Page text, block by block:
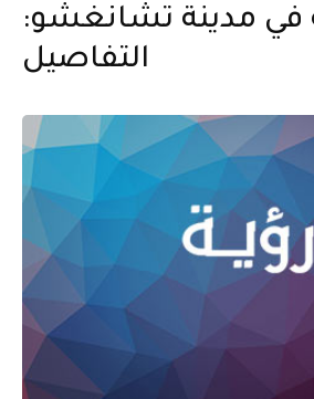
في مدينة تشانغشو:
التفاصيل